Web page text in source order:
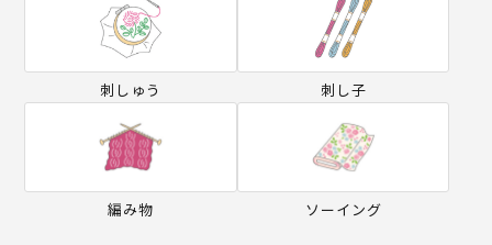
刺しゅう 刺し子
編み物 ソーイング